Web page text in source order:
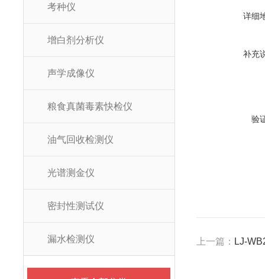
考种仪
增白剂分析仪
声学成像仪
粮食真菌毒素快检仪
油气回收检测仪
光谱测金仪
密封性测试仪
漏水检测仪
详细
补充
验
上一篇： LJ-